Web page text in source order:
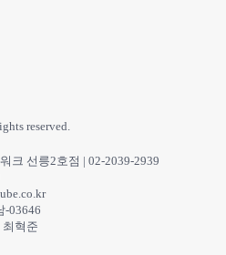
reserved.
크 선릉2호점 | 02-2039-2939
-03646
혁준